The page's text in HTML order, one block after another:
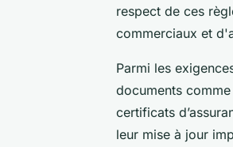
respect de ces
commerciaux et
Parmi les
documents
certificats
leur mise à jour